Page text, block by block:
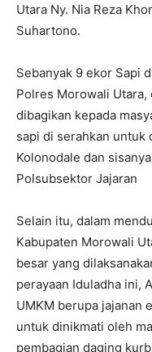
Utara Ny. Nia Reza
Suhartono.
Sebanyak 9 ekor Sapi
Polres Morowali Utara,
dibagikan kepada
sapi di serahkan untuk
Kolonodale dan
Polsubsektor Jajaran
Selain itu, dalam
Kabupaten Morowali
besar yang
perayaan Iduladha ini,
UMKM berupa jajanan
untuk dinikmati oleh
pembagian daging